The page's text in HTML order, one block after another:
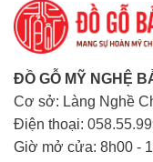
ĐỒ GỖ MỸ NGHỆ
Cơ sở: Làng Nghề
Điện thoại:
Giờ mở cửa: 8h00 -